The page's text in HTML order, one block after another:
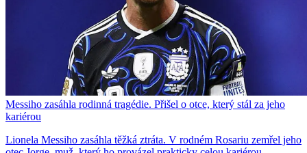
Messiho zasáhla rodinná tragédie. Přišel o otce, který stál za jeho
kariérou
Lionela Messiho zasáhla těžká ztráta. V rodném Rosariu zemřel jeho